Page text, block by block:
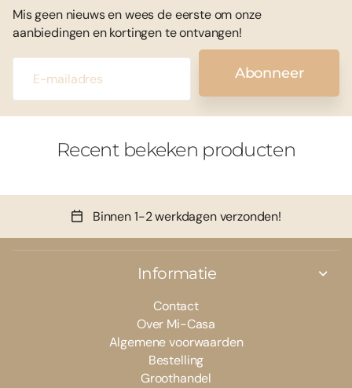
Mis geen nieuws en wees de eerste om onze
aanbiedingen en kortingen te ontvangen!
Abonneer
Recent bekeken producten
Binnen 1-2 werkdagen verzonden!
Informatie
Contact
Over Mi-Casa
Algemene voorwaarden
Bestelling
Groothandel